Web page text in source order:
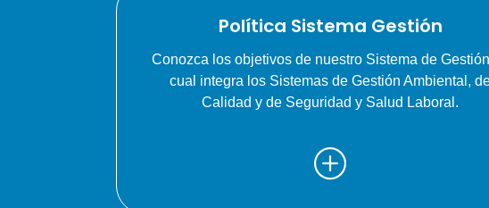
Política Sistema Gestión
Conozca los objetivos de nuestro Sistema de
cual integra los Sistemas de Gestión Ambiental,
Calidad y de Seguridad y Salud Laboral.